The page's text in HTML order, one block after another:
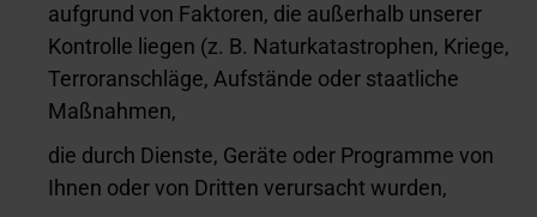
aufgrund von Faktoren, die außerhalb unserer
Kontrolle liegen (z. B. Naturkatastrophen, Kriege,
Terroranschläge, Aufstände oder staatliche
Maßnahmen,
die durch Dienste, Geräte oder Programme von
Ihnen oder von Dritten verursacht wurden,